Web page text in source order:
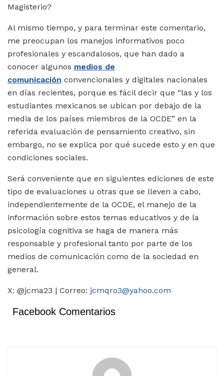
Magisterio?
Al mismo tiempo, y para terminar este comentario,
me preocupan los manejos informativos poco
profesionales y escandalosos, que han dado a
conocer algunos medios de
comunicación convencionales y digitales nacionales
en días recientes, porque es fácil decir que “las y los
estudiantes mexicanos se ubican por debajo de la
media de los países miembros de la OCDE” en la
referida evaluación de pensamiento creativo, sin
embargo, no se explica por qué sucede esto y en que
condiciones sociales.
Será conveniente que en siguientes ediciones de este
tipo de evaluaciones u otras que se lleven a cabo,
independientemente de la OCDE, el manejo de la
información sobre estos temas educativos y de la
psicología cognitiva se haga de manera más
responsable y profesional tanto por parte de los
medios de comunicación como de la sociedad en
general.
X: @jcma23 | Correo: jcmqro3@yahoo.com
Facebook Comentarios